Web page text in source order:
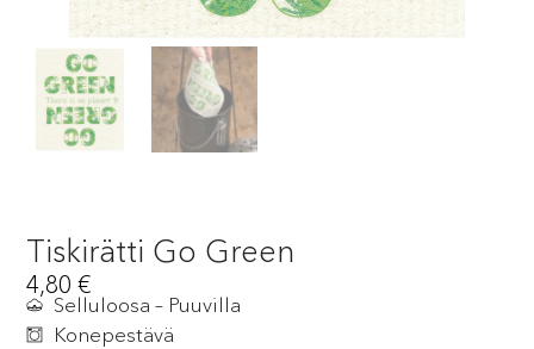
Tiskirätti Go Green
4,80€
Selluloosa – Puuvilla
Konepestävä